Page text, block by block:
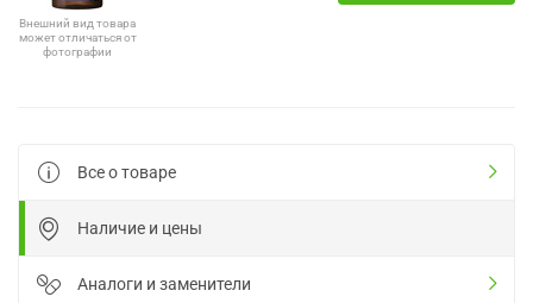
Внешний вид товара
может отличаться от
фотографии
Все о товаре
Наличие и цены
Аналоги и заменители